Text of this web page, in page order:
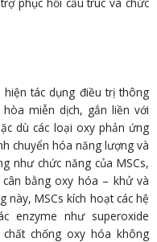
tác dụng điều trị thông
miễn dịch, gắn liền với
dù các loại oxy phản ứng
chuyển hóa năng lượng và
như chức năng của MSCs,
bằng oxy hóa – khử và
này, MSCs kích hoạt các hệ
enzyme như superoxide
chống oxy hóa không